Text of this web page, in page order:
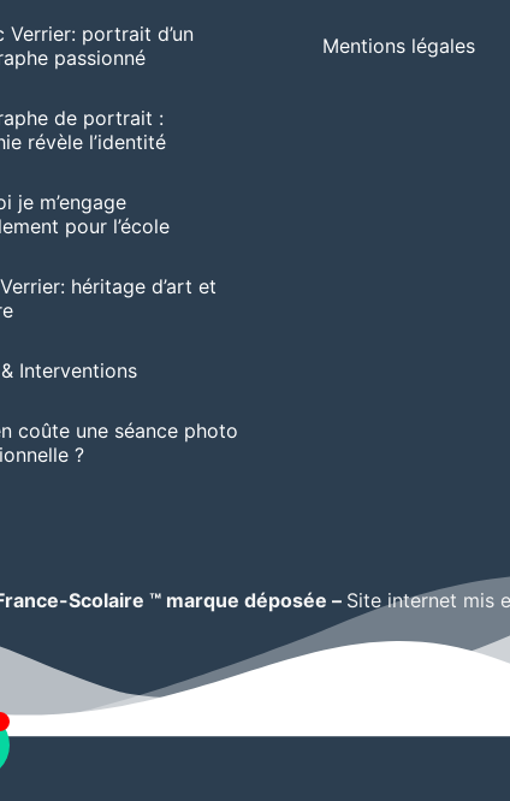
Verrier: portrait d’un
passionné
de portrait :
révèle l’identité
je m’engage
pour l’école
héritage d’art et
Interventions
coûte une séance photo
?
Mentions légales
Scolaire ™ marque déposée – Site internet mis